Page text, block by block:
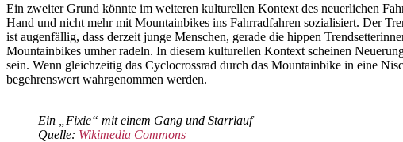
Ein zweiter Grund könnte im weiteren kulturellen Kontext des neuerlichen
Hand und nicht mehr mit Mountainbikes ins Fahrradfahren sozialisiert. Der
ist augenfällig, dass derzeit junge Menschen, gerade die hippen
Mountainbikes umher radeln. In diesem kulturellen Kontext scheinen
sein. Wenn gleichzeitig das Cyclocrossrad durch das Mountainbike in eine
begehrenswert wahrgenommen werden.
Ein „Fixie“ mit einem Gang und Starrlauf
Quelle: Wikimedia Commons